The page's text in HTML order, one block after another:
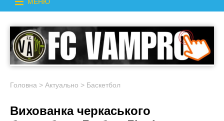
Головна > Актуально > Баскетбол
Вихованка черкаського